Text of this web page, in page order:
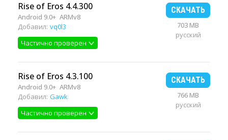
Rise of Eros 4.4.300
Android 9.0+ ARMv8
Добавил: vq0l3
Частично проверен
СКАЧАТЬ
703 MB
русский
Rise of Eros 4.3.100
Android 9.0+ ARMv8
Добавил: Gawk
Частично проверен
СКАЧАТЬ
766 MB
русский